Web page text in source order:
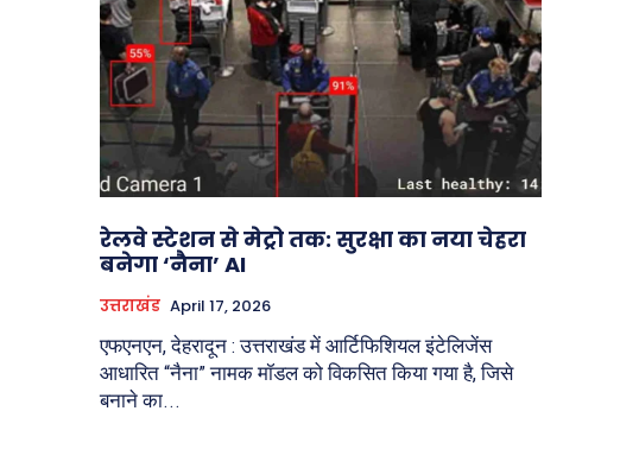
रेलवे स्टेशन से मेट्रो तक: सुरक्षा का नया चेहरा
बनेगा ‘नैना’ AI
उत्तराखंड April 17, 2026
एफएनएन, देहरादून : उत्तराखंड में आर्टिफिशियल इंटेलिजेंस
आधारित “नैना” नामक मॉडल को विकसित किया गया है, जिसे
बनाने का...